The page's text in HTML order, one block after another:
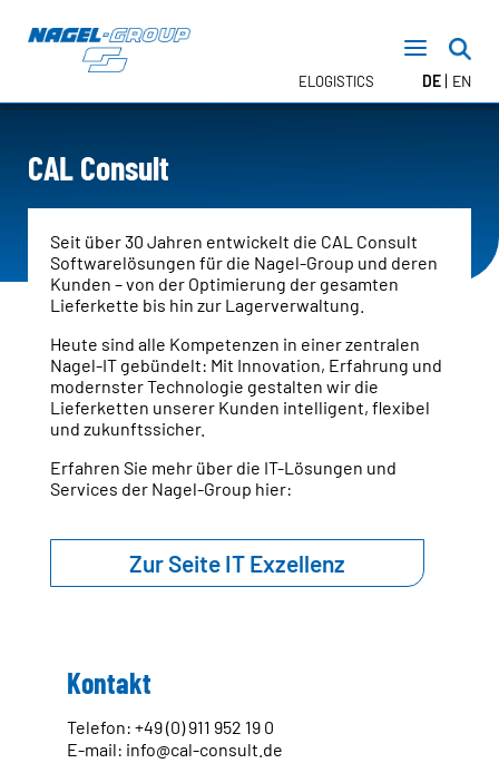
TRANSPORT
FTL – Nagel DIRECT
LTL – Stückgut
CONTRACT LOGISTICS
Lagerlogistik
TEMPERATURBEREICHE
NEWSROOM
TERMINE
PRESSE
STANDORTFINDER
Österreich
Schweden
Schweiz
ELOGISTICS DE EN
CAL Consult
Seit über 30 Jahren entwickelt die CAL Consult
Softwarelösungen für die Nagel-Group und deren
Kunden – von der Optimierung der gesamten
Lieferkette bis hin zur Lagerverwaltung.
Heute sind alle Kompetenzen in einer zentralen
Nagel-IT gebündelt: Mit Innovation, Erfahrung und
modernster Technologie gestalten wir die
Lieferketten unserer Kunden intelligent, flexibel
und zukunftssicher.
Erfahren Sie mehr über die IT-Lösungen und
Services der Nagel-Group hier:
Zur Seite IT Exzellenz
Kontakt
Telefon: +49 (0) 911 952 19 0
E-mail: info@cal-consult.de